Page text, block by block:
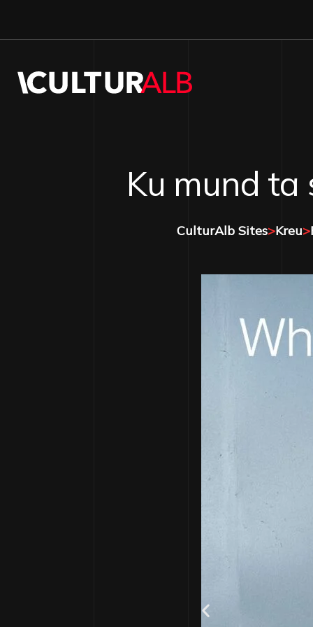
Ku mund ta
CulturAlb Sites>Kreu>